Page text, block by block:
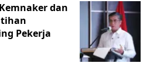
dan
Pekerja